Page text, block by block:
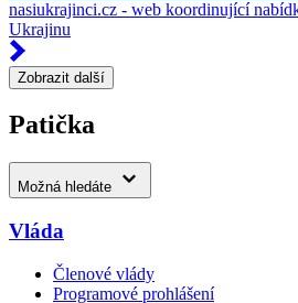
nasiukrajinci.cz - web koordinující
Ukrajinu
Zobrazit další
Patička
Možná hledáte
Vláda
Členové vlády
Programové prohlášení